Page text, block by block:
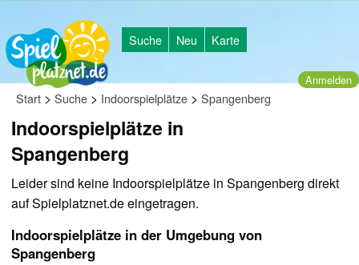
Suche Neu Karte
Anmelden
Start > Suche > Indoorspielplätze > Spangenberg
Indoorspielplätze in
Spangenberg
Leider sind keine Indoorspielplätze in Spangenberg direkt
auf Spielplatznet.de eingetragen.
Indoorspielplätze in der Umgebung von
Spangenberg